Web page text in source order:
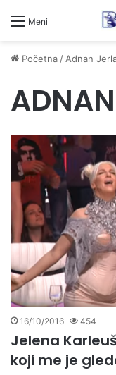
Meni
Početna/Adnan
16/10/2016 454
Jelena
koji me je